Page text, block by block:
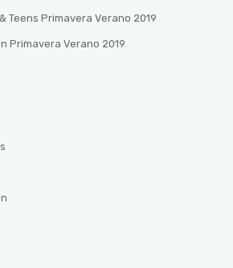
Teens Primavera Verano 2019
Primavera Verano 2019